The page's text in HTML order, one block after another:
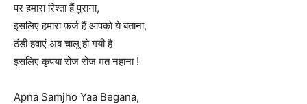
पर हमारा रिश्ता हैं पुराना,
इसलिए हमारा फ़र्ज हैं आपको ये बताना,
ठंडी हवाएं अब चालू हो गयी है
इसलिए कृपया रोज रोज मत नहाना !
Apna Samjho Yaa Begana,